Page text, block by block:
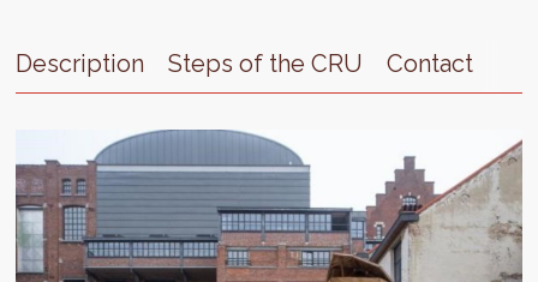
Description Steps of the CRU Contact